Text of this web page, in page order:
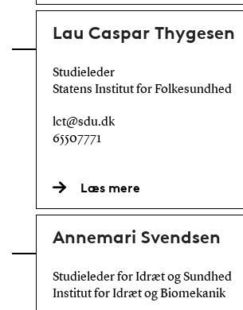
Lau Caspar Thygesen
Studieleder
Statens Institut for Folkesundhed
lct@sdu.dk
65507771
Læs mere
Annemari Svendsen
Studieleder for Idræt og Sundhed
Institut for Idræt og Biomekanik